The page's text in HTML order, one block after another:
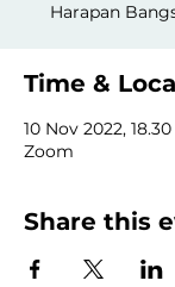
Harapan
Time &
10 Nov 2022,
Zoom
Share this